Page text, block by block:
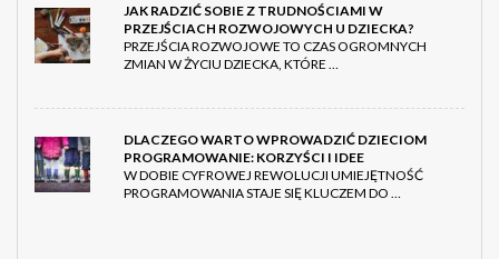
JAK RADZIĆ SOBIE Z TRUDNOŚCIAMI W
PRZEJŚCIACH ROZWOJOWYCH U DZIECKA?
PRZEJŚCIA ROZWOJOWE TO CZAS OGROMNYCH
ZMIAN W ŻYCIU DZIECKA, KTÓRE …
DLACZEGO WARTO WPROWADZIĆ DZIECIOM
PROGRAMOWANIE: KORZYŚCI I IDEE
W DOBIE CYFROWEJ REWOLUCJI UMIEJĘTNOŚĆ
PROGRAMOWANIA STAJE SIĘ KLUCZEM DO …